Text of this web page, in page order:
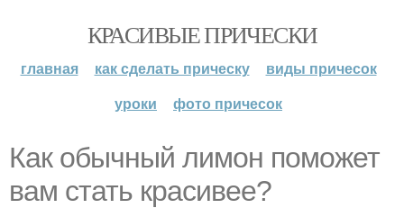
КРАСИВЫЕ ПРИЧЕСКИ
главная как сделать прическу
виды причесок
уроки
фото причесок
Как обычный лимон поможет
вам стать красивее?